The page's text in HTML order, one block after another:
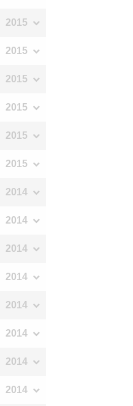
2015
2015
2015
2015
2015
2015
2014
2014
2014
2014
2014
2014
2014
2014